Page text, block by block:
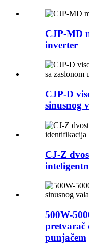
CJP-MD
inverter
CJP-D
sinusnog
CJ-Z
500W-
pretvarač
punjačem